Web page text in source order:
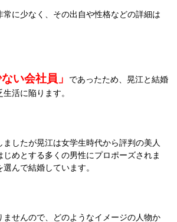
常に少なく、その出自や性格などの詳細は
い会社員」
であったため、晃江と結婚
活に陥ります。
したが晃江は女学生時代から評判の美人
めとする多くの男性にプロポーズされま
んで結婚しています。
ませんので、どのようなイメージの人物か